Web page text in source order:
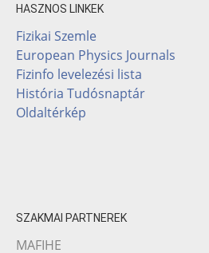
HASZNOS LINKEK
Fizikai Szemle
European Physics Journals
Fizinfo levelezési lista
História Tudósnaptár
Oldaltérkép
SZAKMAI PARTNEREK
MAFIHE